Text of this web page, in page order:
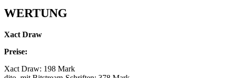
WERTUNG
Xact Draw
Preise:
Xact Draw: 198 Mark